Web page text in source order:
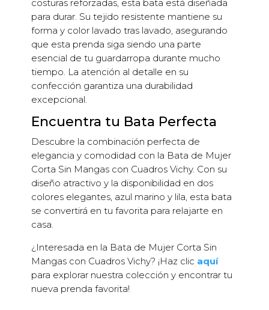
costuras reforzadas, esta bata está diseñada
para durar. Su tejido resistente mantiene su
forma y color lavado tras lavado, asegurando
que esta prenda siga siendo una parte
esencial de tu guardarropa durante mucho
tiempo. La atención al detalle en su
confección garantiza una durabilidad
excepcional.
Encuentra tu Bata Perfecta
Descubre la combinación perfecta de
elegancia y comodidad con la Bata de Mujer
Corta Sin Mangas con Cuadros Vichy. Con su
diseño atractivo y la disponibilidad en dos
colores elegantes, azul marino y lila, esta bata
se convertirá en tu favorita para relajarte en
casa.
¿Interesada en la Bata de Mujer Corta Sin
Mangas con Cuadros Vichy? ¡Haz clic aquí
para explorar nuestra colección y encontrar tu
nueva prenda favorita!